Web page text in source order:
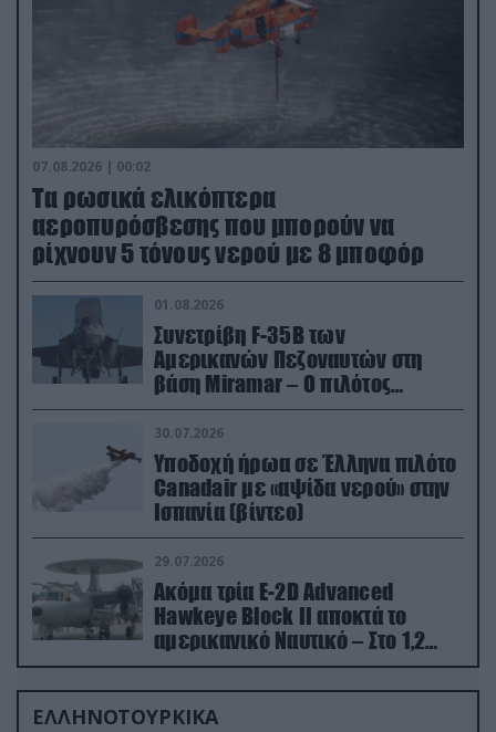
07.08.2026 | 00:02
Τα ρωσικά ελικόπτερα
αεροπυρόσβεσης που μπορούν να
ρίχνουν 5 τόνους νερού με 8 μποφόρ
01.08.2026
Συνετρίβη F-35B των
Αμερικανών Πεζοναυτών στη
βάση Miramar – Ο πιλότος
εκτινάχθηκε εγκαίρως
30.07.2026
Υποδοχή ήρωα σε Έλληνα πιλότο
Canadair με «αψίδα νερού» στην
Ισπανία (βίντεο)
29.07.2026
Ακόμα τρία E-2D Advanced
Hawkeye Block II αποκτά το
αμερικανικό Ναυτικό – Στο 1,2
δισ.δολάρια το κόστος
ΕΛΛΗΝΟΤΟΥΡΚΙΚΑ